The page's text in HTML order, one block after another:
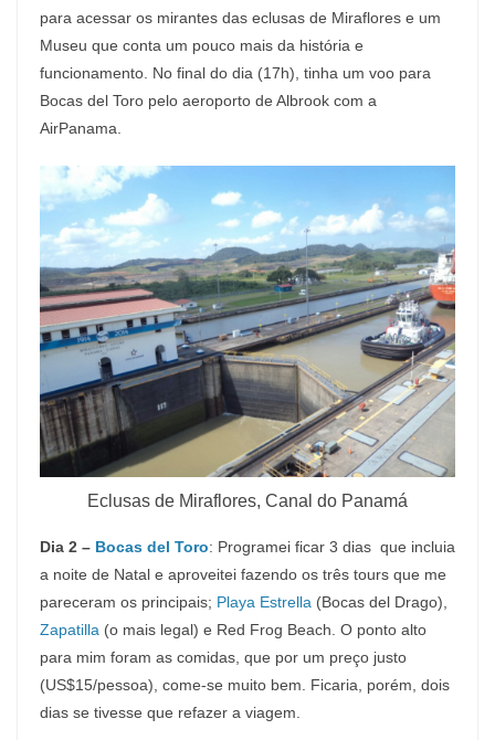
para acessar os mirantes das eclusas de Miraflores e um
Museu que conta um pouco mais da história e
funcionamento. No final do dia (17h), tinha um voo para
Bocas del Toro pelo aeroporto de Albrook com a
AirPanama.
Eclusas de Miraflores, Canal do Panamá
Dia 2 – Bocas del Toro: Programei ficar 3 dias que incluia
a noite de Natal e aproveitei fazendo os três tours que me
pareceram os principais; Playa Estrella (Bocas del Drago),
Zapatilla (o mais legal) e Red Frog Beach. O ponto alto
para mim foram as comidas, que por um preço justo
(US$15/pessoa), come-se muito bem. Ficaria, porém, dois
dias se tivesse que refazer a viagem.